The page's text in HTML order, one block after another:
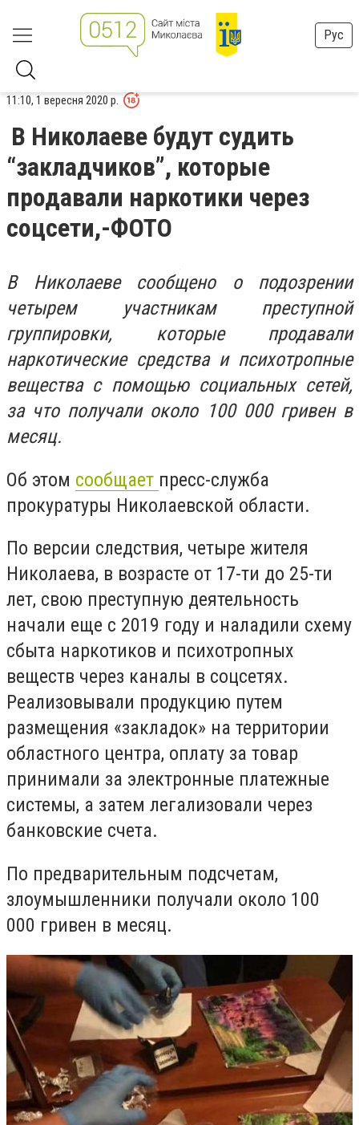
Рус
11:10, 1 вересня 2020 р.
В Николаеве будут судить
“закладчиков”, которые
продавали наркотики через
соцсети,-ФОТО
В Николаеве сообщено о подозрении
четырем участникам преступной
группировки, которые продавали
наркотические средства и психотропные
вещества с помощью социальных сетей,
за что получали около 100 000 гривен в
месяц.
Об этом сообщает пресс-служба
прокуратуры Николаевской области.
По версии следствия, четыре жителя
Николаева, в возрасте от 17-ти до 25-ти
лет, свою преступную деятельность
начали еще с 2019 году и наладили схему
сбыта наркотиков и психотропных
веществ через каналы в соцсетях.
Реализовывали продукцию путем
размещения «закладок» на территории
областного центра, оплату за товар
принимали за электронные платежные
системы, а затем легализовали через
банковские счета.
По предварительным подсчетам,
злоумышленники получали около 100
000 гривен в месяц.